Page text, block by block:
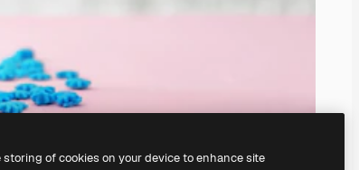
of cookies on your device to enhance site